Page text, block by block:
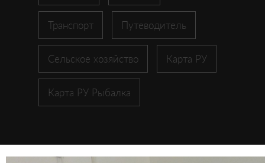
Транспорт Путеводитель
Сельское хозяйство Карта РУ
Карта РУ Рыбалка